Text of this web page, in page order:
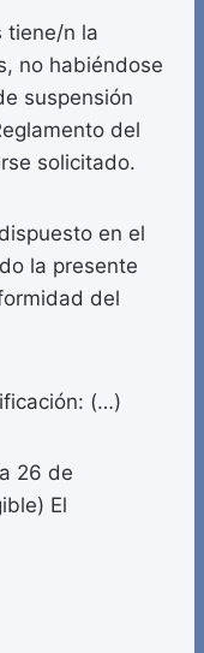
n la
no habiéndose
suspensión
del
solicitado.
en el
la presente
del
(…)
26 de
El